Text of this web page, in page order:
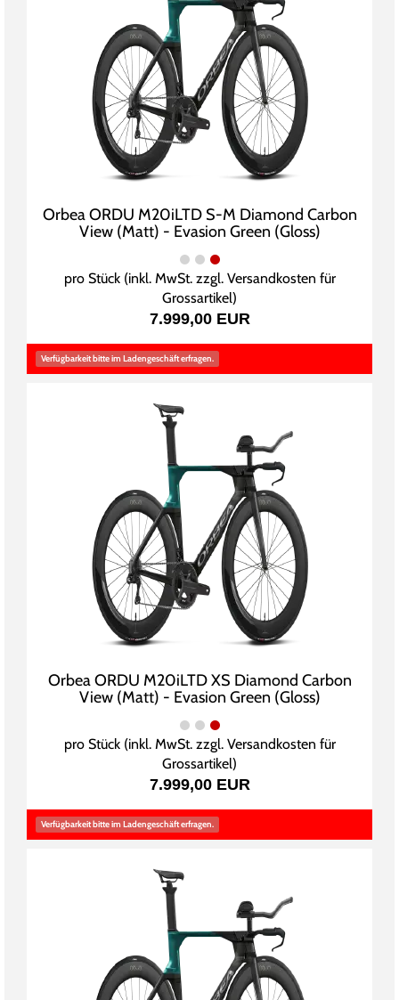
Orbea ORDU M20iLTD S-M Diamond Carbon
View (Matt) - Evasion Green (Gloss)
pro Stück (inkl. MwSt. zzgl. Versandkosten für
Grossartikel)
7.999,00 EUR
Verfügbarkeit bitte im Ladengeschäft erfragen.
Orbea ORDU M20iLTD XS Diamond Carbon
View (Matt) - Evasion Green (Gloss)
pro Stück (inkl. MwSt. zzgl. Versandkosten für
Grossartikel)
7.999,00 EUR
Verfügbarkeit bitte im Ladengeschäft erfragen.